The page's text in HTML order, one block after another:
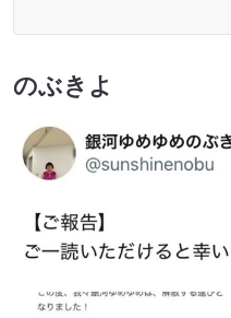
のぶきよ